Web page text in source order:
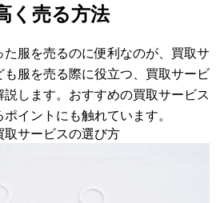
く売る方法
服を売るのに便利なのが、買取サ
服を売る際に役立つ、買取サービ
します。おすすめの買取サービス
イントにも触れています。
取サービスの選び方